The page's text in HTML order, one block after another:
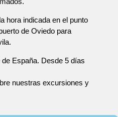
hora indicada en el punto
de Oviedo para
España. Desde 5 días
nuestras excursiones y